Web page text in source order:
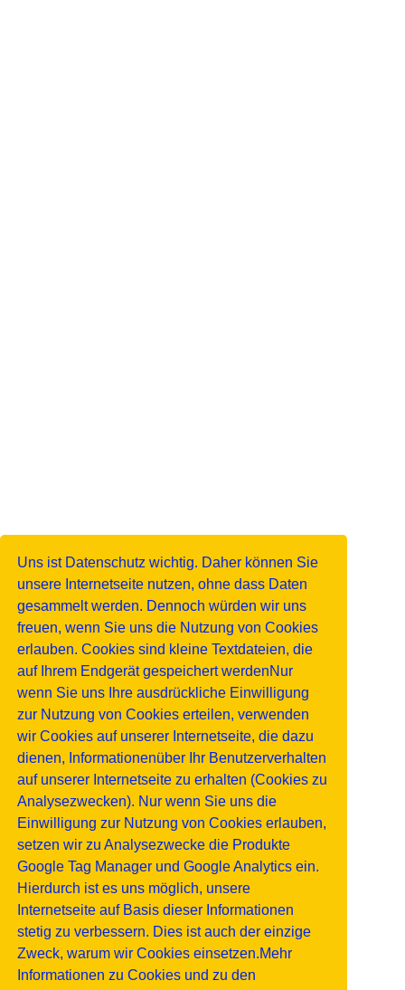
Uns ist Datenschutz wichtig. Daher können Sie
unsere Internetseite nutzen, ohne dass Daten
gesammelt werden. Dennoch würden wir uns
freuen, wenn Sie uns die Nutzung von Cookies
erlauben. Cookies sind kleine Textdateien, die
auf Ihrem Endgerät gespeichert werdenNur
wenn Sie uns Ihre ausdrückliche Einwilligung
zur Nutzung von Cookies erteilen, verwenden
wir Cookies auf unserer Internetseite, die dazu
dienen, Informationenüber Ihr Benutzerverhalten
auf unserer Internetseite zu erhalten (Cookies zu
Analysezwecken). Nur wenn Sie uns die
Einwilligung zur Nutzung von Cookies erlauben,
setzen wir zu Analysezwecke die Produkte
Google Tag Manager und Google Analytics ein.
Hierdurch ist es uns möglich, unsere
Internetseite auf Basis dieser Informationen
stetig zu verbessern. Dies ist auch der einzige
Zweck, warum wir Cookies einsetzen.Mehr
Informationen zu Cookies und zu den